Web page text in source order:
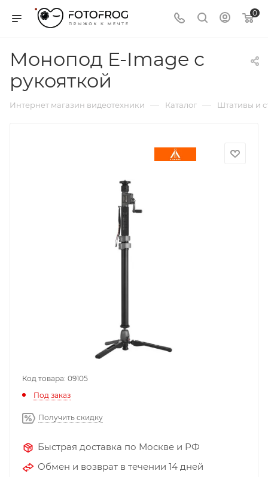
0
Монопод E-Image с
рукояткой
Интернет магазин видеотехники — Каталог — Штативы и
Код товара: 09105
Под заказ
Получить скидку
Быстрая доставка по Москве и РФ
Обмен и возврат в течении 14 дней